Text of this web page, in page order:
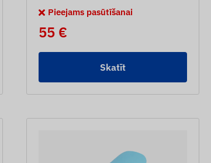
Pieejams pasūtīšanai
55 €
Skatīt